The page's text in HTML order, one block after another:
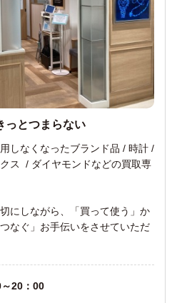
っとつまらない
しなくなったブランド品 / 時計 /
ス  / ダイヤモンドなどの買取専
にしながら、「買って使う」か
なぐ」お手伝いをさせていただ
20：00